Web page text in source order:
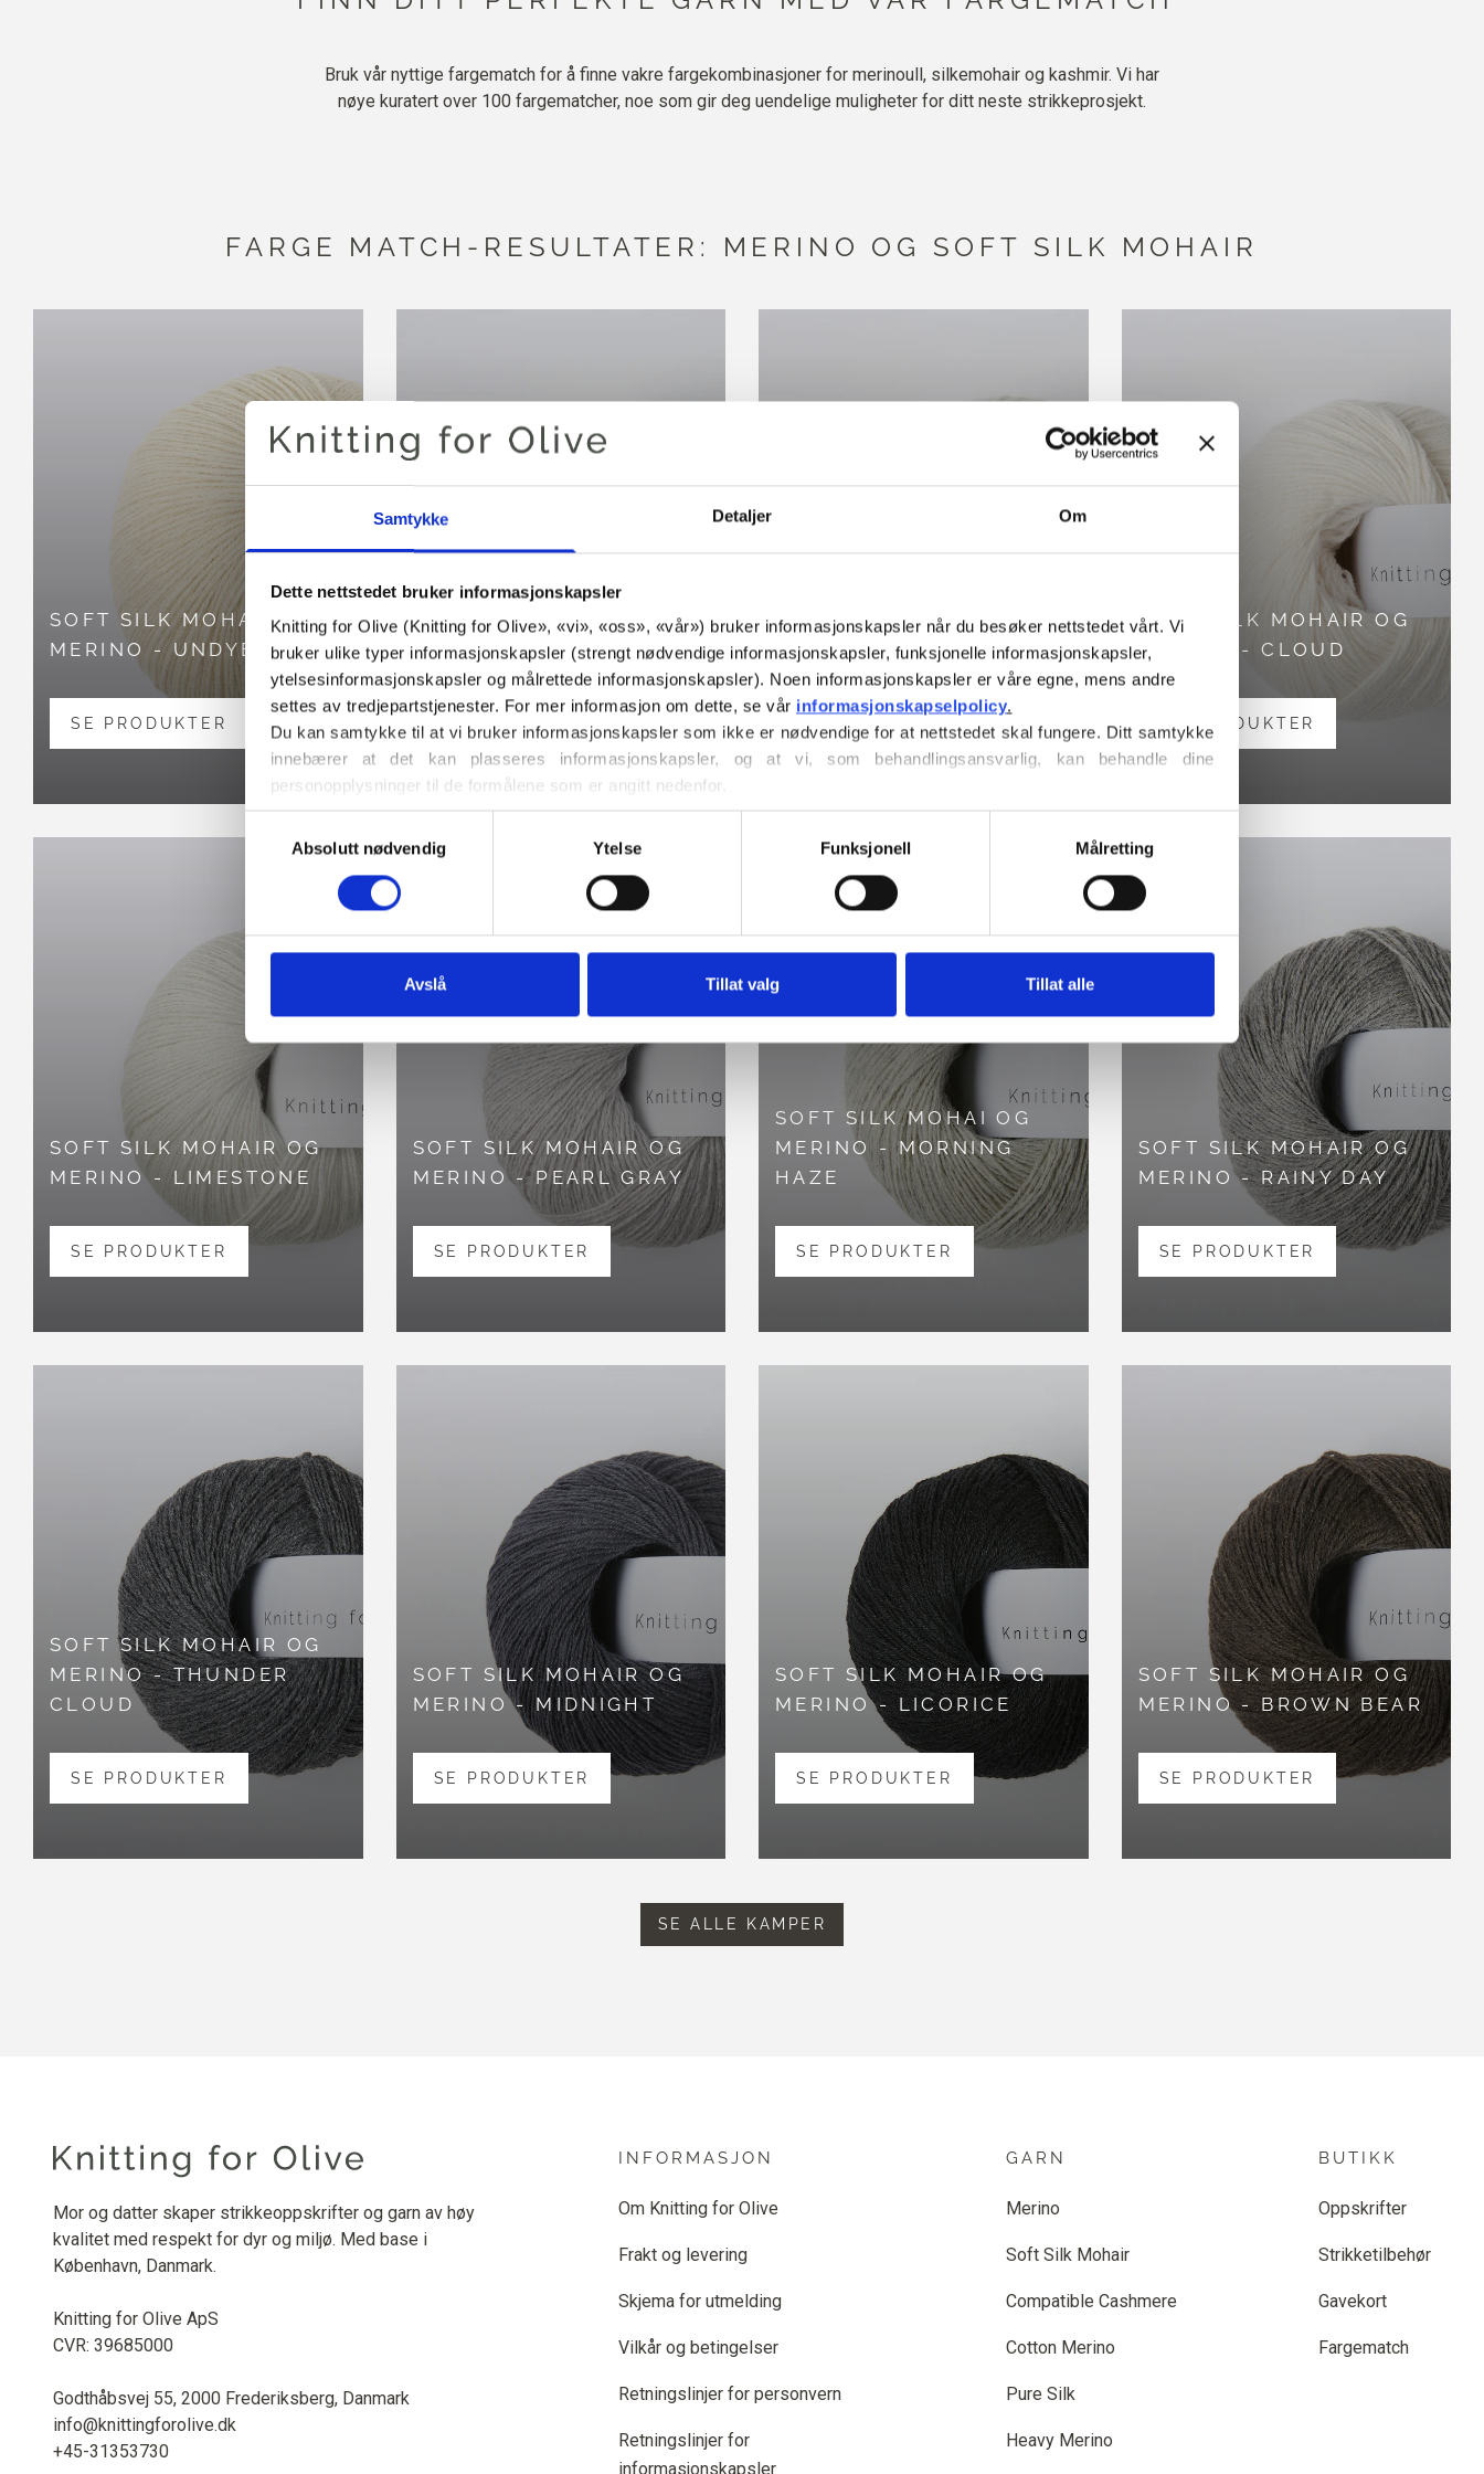
Samtykke Detaljer Om
Dette nettstedet bruker informasjonskapsler
Knitting for Olive (Knitting for Olive», «vi», «oss», «vår») bruker informasjonskapsler når du besøker nettstedet vårt. Vi
bruker ulike typer informasjonskapsler (strengt nødvendige informasjonskapsler, funksjonelle informasjonskapsler,
ytelsesinformasjonskapsler og målrettede informasjonskapsler). Noen informasjonskapsler er våre egne, mens andre
settes av tredjepartstjenester. For mer informasjon om dette, se vår informasjonskapselpolicy.
Du kan samtykke til at vi bruker informasjonskapsler som ikke er nødvendige for at nettstedet skal fungere. Ditt samtykke
innebærer at det kan plasseres informasjonskapsler, og at vi, som behandlingsansvarlig, kan behandle dine
personopplysninger til de formålene som er angitt nedenfor.
Du kan når som helst endre eller trekke tilbake ditt samtykke via vår retningslinjer for informasjonskapsler, hvor du
også finner informasjon om hvordan du blokkerer og sletter informasjonskapsler.
Absolutt nødvendig Ytelse Funksjonell Målretting
Avslå Tillat valg Tillat alle
Bruk vår nyttige fargematch for å finne vakre fargekombinasjoner for merinoull, silkemohair og kashmir. Vi har
nøye kuratert over 100 fargematcher, noe som gir deg uendelige muligheter for ditt neste strikkeprosjekt.
FARGE MATCH-RESULTATER: MERINO OG SOFT SILK MOHAIR
SOFT SILK MOHAIR OG
MERINO - UNDYED
SE PRODUKTER
SOFT SILK MOHAIR OG
MERINO - SNOWFLAKE
SE PRODUKTER
SOFT SILK MOHAIR OG
MERINO - CREAM
SE PRODUKTER
SOFT SILK MOHAIR OG
MERINO - CLOUD
SE PRODUKTER
SOFT SILK MOHAIR OG
MERINO - LIMESTONE
SE PRODUKTER
SOFT SILK MOHAIR OG
MERINO - PEARL GRAY
SE PRODUKTER
SOFT SILK MOHAI OG
MERINO - MORNING
HAZE
SE PRODUKTER
SOFT SILK MOHAIR OG
MERINO - RAINY DAY
SE PRODUKTER
SOFT SILK MOHAIR OG
MERINO - THUNDER
CLOUD
SE PRODUKTER
SOFT SILK MOHAIR OG
MERINO - MIDNIGHT
SE PRODUKTER
SOFT SILK MOHAIR OG
MERINO - LICORICE
SE PRODUKTER
SOFT SILK MOHAIR OG
MERINO - BROWN BEAR
SE PRODUKTER
SE ALLE KAMPER
Mor og datter skaper strikkeoppskrifter og garn av høy
kvalitet med respekt for dyr og miljø. Med base i
København, Danmark.
Knitting for Olive ApS
CVR: 39685000
Godthåbsvej 55, 2000 Frederiksberg, Danmark
info@knittingforolive.dk
+45-31353730
INFORMASJON
Om Knitting for Olive
Frakt og levering
Skjema for utmelding
Vilkår og betingelser
Retningslinjer for personvern
Retningslinjer for
informasjonskapsler
GARN
Merino
Soft Silk Mohair
Compatible Cashmere
Cotton Merino
Pure Silk
Heavy Merino
BUTIKK
Oppskrifter
Strikketilbehør
Gavekort
Fargematch